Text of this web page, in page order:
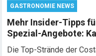
GASTRONOMIE NEWS
Mehr Insider-Tipps
Spezial-Angebote:
Die Top-Strände der